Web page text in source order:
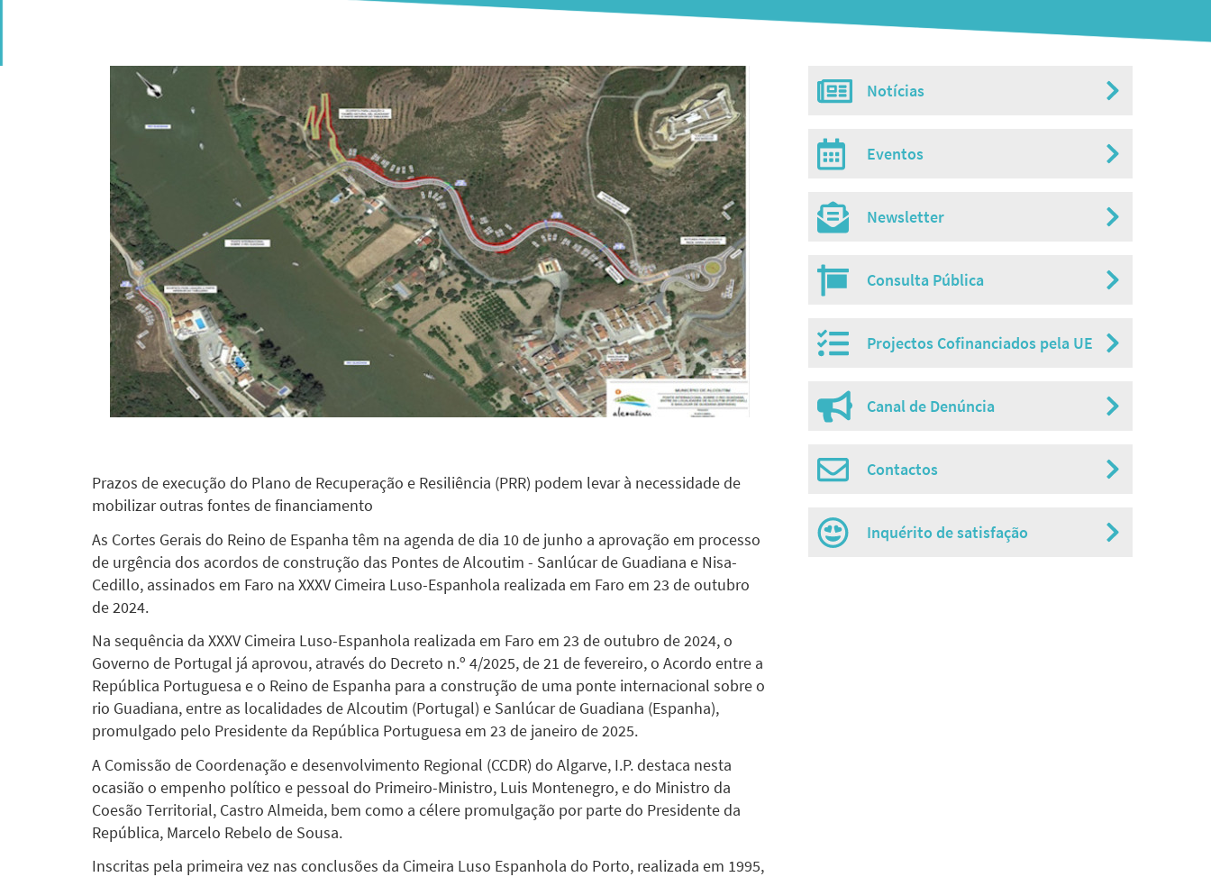
Prazos de execução do Plano de Recuperação e Resiliência (PRR) podem levar à necessidade de
mobilizar outras fontes de financiamento
As Cortes Gerais do Reino de Espanha têm na agenda de dia 10 de junho a aprovação em processo
de urgência dos acordos de construção das Pontes de Alcoutim - Sanlúcar de Guadiana e Nisa-
Cedillo, assinados em Faro na XXXV Cimeira Luso-Espanhola realizada em Faro em 23 de outubro
de 2024.
Na sequência da XXXV Cimeira Luso-Espanhola realizada em Faro em 23 de outubro de 2024, o
Governo de Portugal já aprovou, através do Decreto n.º 4/2025, de 21 de fevereiro, o Acordo entre a
República Portuguesa e o Reino de Espanha para a construção de uma ponte internacional sobre o
rio Guadiana, entre as localidades de Alcoutim (Portugal) e Sanlúcar de Guadiana (Espanha),
promulgado pelo Presidente da República Portuguesa em 23 de janeiro de 2025.
A Comissão de Coordenação e desenvolvimento Regional (CCDR) do Algarve, I.P. destaca nesta
ocasião o empenho político e pessoal do Primeiro-Ministro, Luis Montenegro, e do Ministro da
Coesão Territorial, Castro Almeida, bem como a célere promulgação por parte do Presidente da
República, Marcelo Rebelo de Sousa.
Inscritas pela primeira vez nas conclusões da Cimeira Luso Espanhola do Porto, realizada em 1995,
Misc
menu
Notícias
Eventos
Newsletter
Consulta Pública
Projectos Cofinanciados pela UE
Canal de Denúncia
Contactos
Inquérito de satisfação